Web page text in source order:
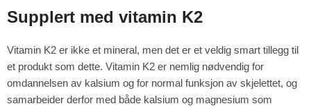
Supplert med vitamin K2
Vitamin K2 er ikke et mineral, men det er et veldig smart tillegg til
et produkt som dette. Vitamin K2 er nemlig nødvendig for
omdannelsen av kalsium og for normal funksjon av skjelettet, og
samarbeider derfor med både kalsium og magnesium som